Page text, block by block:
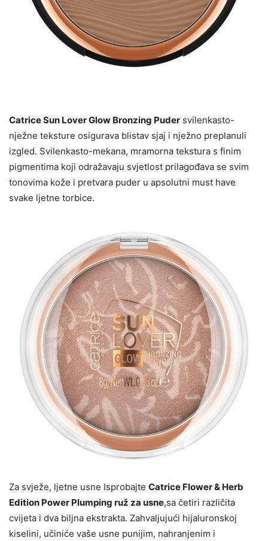
Catrice Sun Lover Glow Bronzing Puder svilenkasto-
nježne teksture osigurava blistav sjaj i nježno preplanuli
izgled. Svilenkasto-mekana, mramorna tekstura s finim
pigmentima koji odražavaju svjetlost prilagođava se svim
tonovima kože i pretvara puder u apsolutni must have
svake ljetne torbice.
Za svježe, ljetne usne Isprobajte Catrice Flower & Herb
Edition Power Plumping ruž za usne,sa četiri različita
cvijeta i dva biljna ekstrakta. Zahvaljujući hijaluronskoj
kiselini, učiniće vaše usne punijim, nahranjenim i